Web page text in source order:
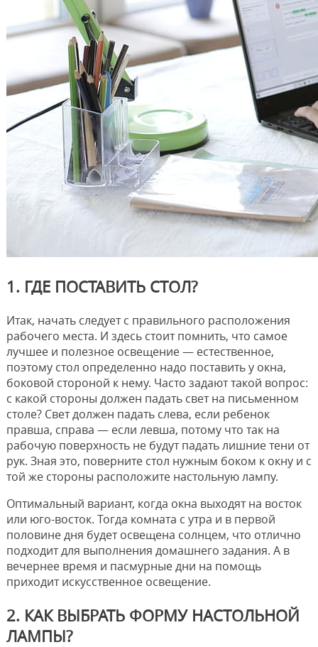
1. ГДЕ ПОСТАВИТЬ СТОЛ?
Итак, начать следует с правильного расположения
рабочего места. И здесь стоит помнить, что самое
лучшее и полезное освещение — естественное,
поэтому стол определенно надо поставить у окна,
боковой стороной к нему. Часто задают такой вопрос:
с какой стороны должен падать свет на письменном
столе? Свет должен падать слева, если ребенок
правша, справа — если левша, потому что так на
рабочую поверхность не будут падать лишние тени от
рук. Зная это, поверните стол нужным боком к окну и с
той же стороны расположите настольную лампу.
Оптимальный вариант, когда окна выходят на восток
или юго-восток. Тогда комната с утра и в первой
половине дня будет освещена солнцем, что отлично
подходит для выполнения домашнего задания. А в
вечернее время и пасмурные дни на помощь
приходит искусственное освещение.
2. КАК ВЫБРАТЬ ФОРМУ НАСТОЛЬНОЙ
ЛАМПЫ?